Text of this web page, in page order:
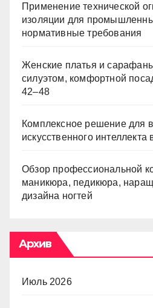
Применение технической
изоляции для
нормативные требования
Женские платья и
силуэтом, комфортной
42–48
Комплексное решение для
искусственного
Обзор профессиональной
маникюра, педикюра,
дизайна ногтей
Архив
Июль 2026